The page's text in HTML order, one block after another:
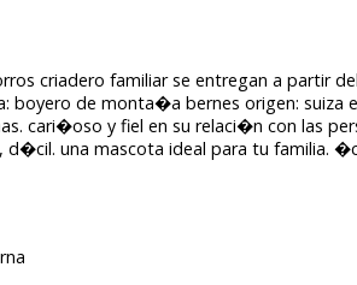
criadero familiar se entregan a partir
boyero de monta�a bernes origen:
cari�oso y fiel en su relaci�n con las
una mascota ideal para tu familia.